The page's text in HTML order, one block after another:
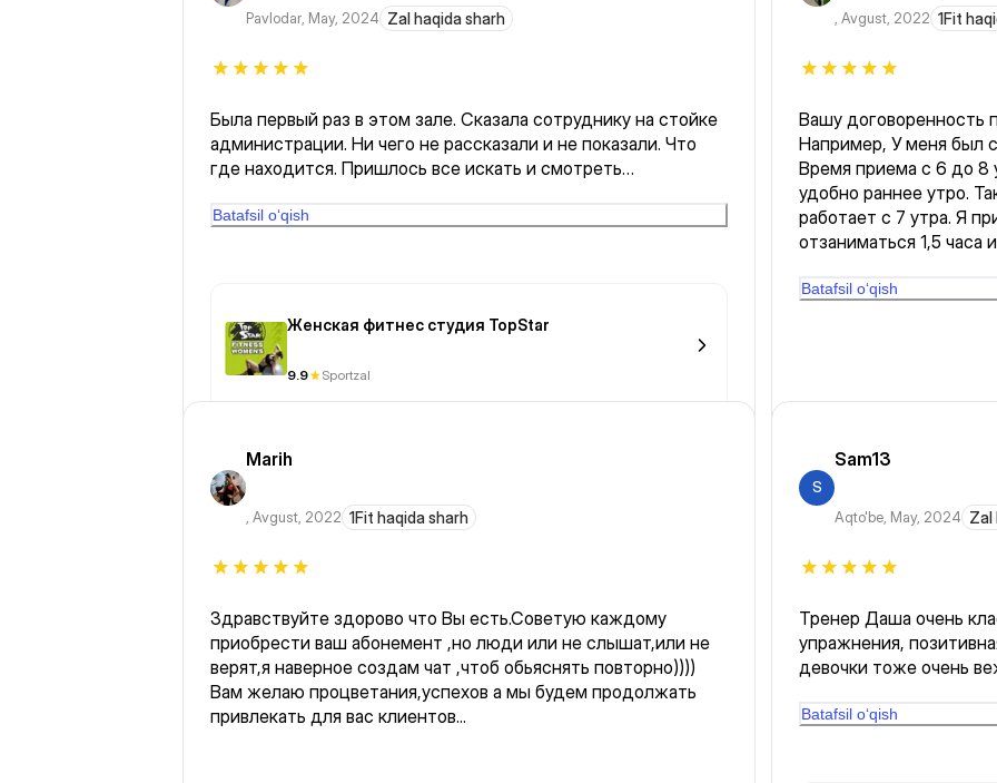
Pavlodar, May, 2024 Zal haqida sharh
Была первый раз в этом зале. Сказала сотруднику на стойке
администрации. Ни чего не рассказали и не показали. Что
где находится. Пришлось все искать и смотреть
Batafsil o‘qish
Женская фитнес студия TopStar
9.9 Sportzal
, Avgust, 2022 1Fit
Вашу договоренность по времени
Например, У меня был
Время приема с 6 до 8
удобно раннее утро.
работает с 7 утра. Я
отзаниматься 1,5 часа
тыс тг за каждые пол
Batafsil o‘qish
Marih
, Avgust, 2022 1Fit haqida sharh
Здравствуйте здорово что Вы есть.Советую каждому
приобрести ваш абонемент ,но люди или не слышат,или не
верят,я наверное создам чат ,чтоб обьяснять повторно))))
Вам желаю процветания,успехов а мы будем продолжать
привлекать для вас клиентов...
S
Sam13
Aqto'be, May, 2024 Zal
Тренер Даша очень
упражнения,
девочки тоже очень
что в раздевалках.
Batafsil o‘qish